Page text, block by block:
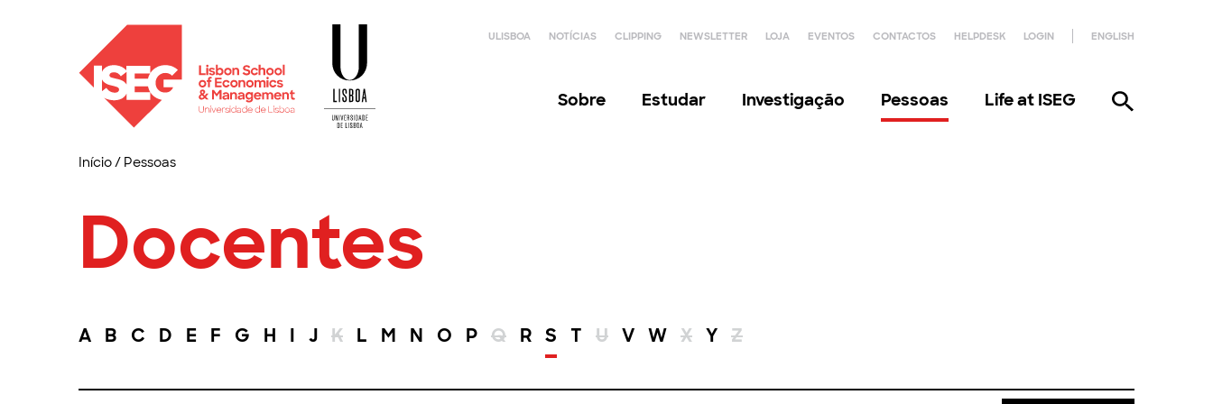
ULISBOA NOTÍCIAS CLIPPING NEWSLETTER LOJA EVENTOS CONTACTOS HELPDESK LOGIN ENGLISH
Sobre Estudar Investigação Pessoas Life at ISEG
Início/ Pessoas
Docentes
A B C D E F G H I J K L M N O P Q R S T U V W X Y Z